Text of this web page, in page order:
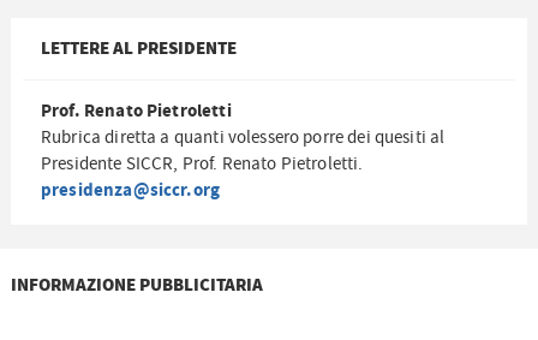
LETTERE AL PRESIDENTE
Prof. Renato Pietroletti
Rubrica diretta a quanti volessero porre dei quesiti al
Presidente SICCR, Prof. Renato Pietroletti.
presidenza@siccr.org
INFORMAZIONE PUBBLICITARIA